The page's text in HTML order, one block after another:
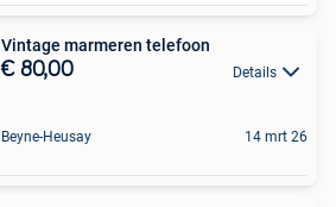
Vintage marmeren telefoon
€ 80,00 Details
Beyne-Heusay 14 mrt 26